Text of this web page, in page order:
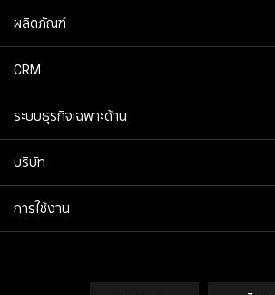
ผลิตภัณฑ์
CRM
ระบบธุรกิจเฉพาะด้าน
บริษัท
การใช้งาน